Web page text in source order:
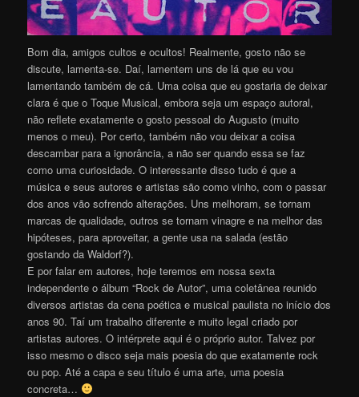
Bom dia, amigos cultos e ocultos! Realmente, gosto não se
discute, lamenta-se. Daí, lamentem uns de lá que eu vou
lamentando também de cá. Uma coisa que eu gostaria de deixar
clara é que o Toque Musical, embora seja um espaço autoral,
não reflete exatamente o gosto pessoal do Augusto (muito
menos o meu). Por certo, também não vou deixar a coisa
descambar para a ignorância, a não ser quando essa se faz
como uma curiosidade. O interessante disso tudo é que a
música e seus autores e artistas são como vinho, com o passar
dos anos vão sofrendo alterações. Uns melhoram, se tornam
marcas de qualidade, outros se tornam vinagre e na melhor das
hipóteses, para aproveitar, a gente usa na salada (estão
gostando da Waldorf?).
E por falar em autores, hoje teremos em nossa sexta
independente o álbum “Rock de Autor”, uma coletânea reunido
diversos artistas da cena poética e musical paulista no início dos
anos 90. Taí um trabalho diferente e muito legal criado por
artistas autores. O intérprete aqui é o próprio autor. Talvez por
isso mesmo o disco seja mais poesia do que exatamente rock
ou pop. Até a capa e seu título é uma arte, uma poesia
concreta…